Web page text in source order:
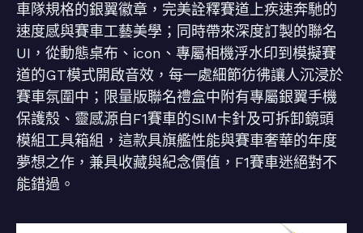
車隊規格的銀翼徽章，完美詮釋賽道上疾速奔馳的
速度感與賽車工藝美學；同時帶來深度訂製的聯名
UI，從動態桌布、icon、專屬相機浮水印到模擬賽
道的GT模式開啟音效，每一處細節彷彿讓人沉浸於
賽車氛圍中；限量版聯名禮盒中附有專屬銀翼手機
保護殼、靈感源自F1賽車的SIM卡針及可拆卸鏡頭
模組工具箱組，這款具旗艦性能與賽車奢華的年度
夢想之作，兼具收藏與紀念價值，F1賽車迷絕對不
能錯過。